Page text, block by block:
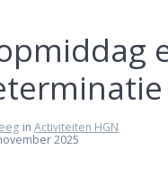
inActiviteiten HGN
2025